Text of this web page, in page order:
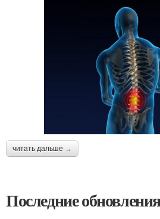
читать дальше →
Последние